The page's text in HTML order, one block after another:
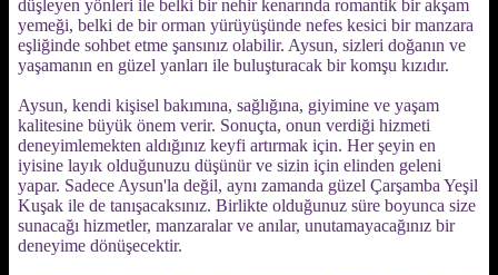
düşleyen yönleri ile belki bir nehir kenarında romantik bir akşam
yemeği, belki de bir orman yürüyüşünde nefes kesici bir manzara
eşliğinde sohbet etme şansınız olabilir. Aysun, sizleri doğanın ve
yaşamanın en güzel yanları ile buluşturacak bir komşu kızıdır.
Aysun, kendi kişisel bakımına, sağlığına, giyimine ve yaşam
kalitesine büyük önem verir. Sonuçta, onun verdiği hizmeti
deneyimlemekten aldığınız keyfi artırmak için. Her şeyin en
iyisine layık olduğunuzu düşünür ve sizin için elinden geleni
yapar. Sadece Aysun'la değil, aynı zamanda güzel Çarşamba Yeşil
Kuşak ile de tanışacaksınız. Birlikte olduğunuz süre boyunca size
sunacağı hizmetler, manzaralar ve anılar, unutamayacağınız bir
deneyime dönüşecektir.